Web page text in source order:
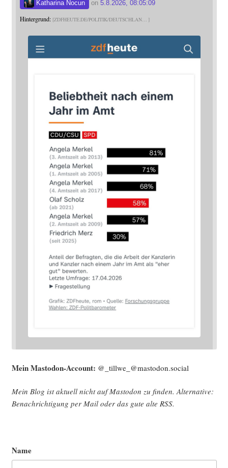
Katharina Nocun on 5.8.2026, 08:05:09
Hintergrund: ZDFHEUTE.DE/POLITIK/DEUTSCHLAN
Mein Mast­o­don-Account: @_tillwe_@mastodon.social
Mein Blog ist aktu­ell nicht auf Mast­o­don zu fin­den. Alter­na­ti­ve:
Benach­rich­ti­gung per Mail oder das gute alte RSS.
Name